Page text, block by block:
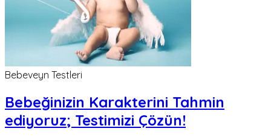
Bebeveyn Testleri
Bebeğinizin Karakterini Tahmin
ediyoruz; Testimizi Çözün!